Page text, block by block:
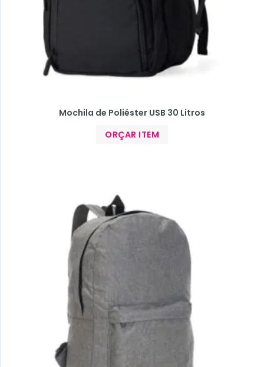
Mochila de Poliéster USB 30 Litros
ORÇAR ITEM